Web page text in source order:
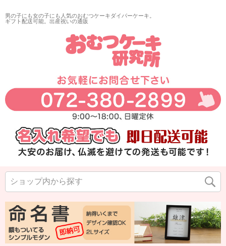
男の子にも女の子にも人気のおむつケーキダイパーケーキ。
ギフト配送可能。出産祝いの通販